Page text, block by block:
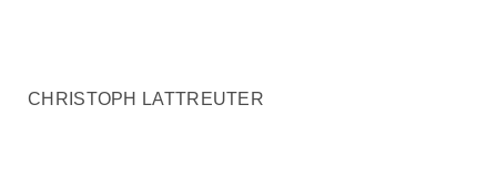
CHRISTOPH LATTREUTER